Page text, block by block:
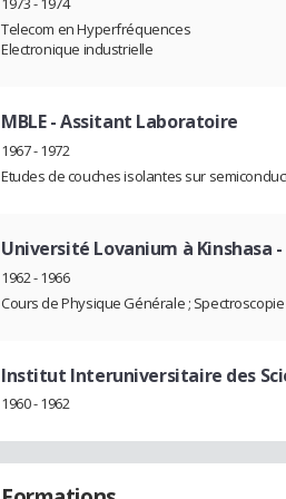
Telecom en Hyperfréquences
Electronique industrielle
MBLE- Assitant Laboratoire
1967 - 1972
Etudes de couches isolantes sur
Université Lovanium à Kinshasa
1962 - 1966
Cours de Physique Générale ; Spectroscopie
Institut Interuniversitaire des
1960 - 1962